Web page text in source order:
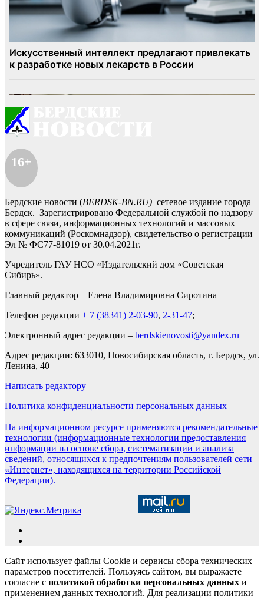
16+
Бердские новости (BERDSK-BN.RU) сетевое издание города
Бердск. Зарегистрировано Федеральной службой по надзору
в сфере связи, информационных технологий и массовых
коммуникаций (Роскомнадзор), свидетельство о регистрации
Эл № ФС77-81019 от 30.04.2021г.
Учредитель ГАУ НСО «Издательский дом «Советская
Сибирь».
Главный редактор – Елена Владимировна Сиротина
Телефон редакции + 7 (38341) 2-03-90, 2-31-47;
Электронный адрес редакции – berdskienovosti@yandex.ru
Адрес редакции: 633010, Новосибирская область, г. Бердск, ул.
Ленина, 40
Написать редактору
Политика конфиденциальности персональных данных
На информационном ресурсе применяются рекомендательные
технологии (информационные технологии предоставления
информации на основе сбора, систематизации и анализа
сведений, относящихся к предпочтениям пользователей сети
«Интернет», находящихся на территории Российской
Федерации).
Сайт использует файлы Cookie и сервисы сбора технических
параметров посетителей. Пользуясь сайтом, вы выражаете
согласие с политикой обработки персональных данных и
применением данных технологий. Для реализации политики